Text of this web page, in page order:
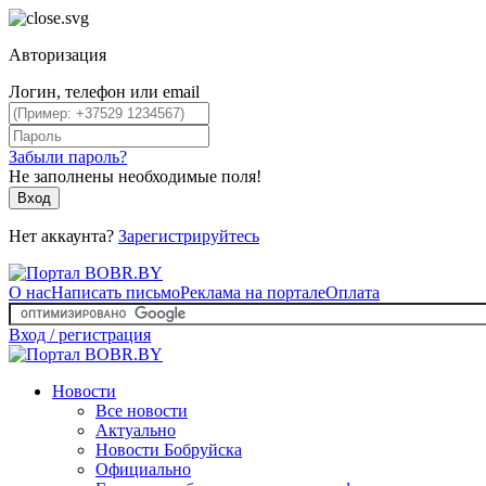
Авторизация
Логин, телефон или email
Забыли пароль?
Не заполнены необходимые поля!
Вход
Нет аккаунта? Зарегистрируйтесь
О насНаписать письмоРеклама на порталеОплата
Вход / регистрация
Новости
Все новости
Актуально
Новости Бобруйска
Официально